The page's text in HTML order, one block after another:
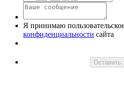
Я принимаю
конфиденциальности сайта
Оставить